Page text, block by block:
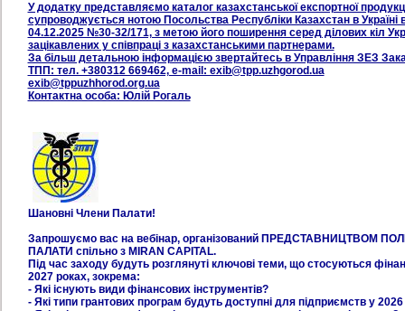
У додатку представляємо каталог казахстанської експортної
супроводжується нотою Посольства Республіки Казахстан в Україні
04.12.2025 №30-32/171, з метою його поширення серед ділових кіл
зацікавлених у співпраці з казахстанськими партнерами.
За більш детальною інформацією звертайтесь в Управління ЗЕЗ
ТПП: тел. +380312 669462, e-mail: exib@tpp.uzhgorod.ua
exib@tppuzhhorod.org.ua
Контактна особа: Юлій Рогаль
Шановні Члени Палати!
Запрошуємо вас на вебінар, організований ПРЕДСТАВНИЦТВОМ
ПАЛАТИ спільно з MIRAN CAPITAL.
Під час заходу будуть розглянуті ключові теми, що стосуються
2027 роках, зокрема:
- Які існують види фінансових інструментів?
- Які типи грантових програм будуть доступні для підприємств у 2026